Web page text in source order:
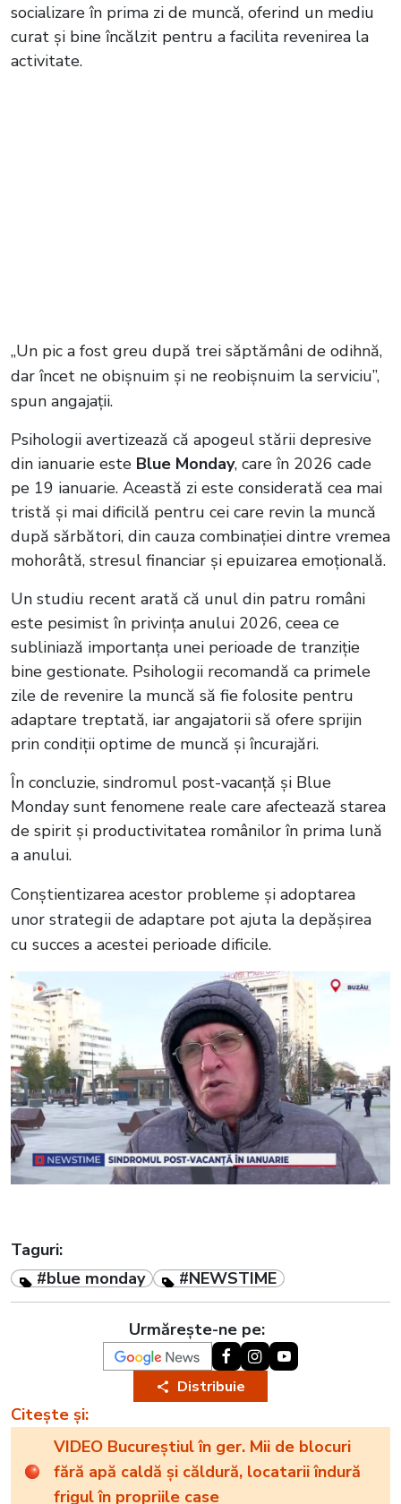
socializare în prima zi de muncă, oferind un mediu
curat și bine încălzit pentru a facilita revenirea la
activitate.
„Un pic a fost greu după trei săptămâni de odihnă,
dar încet ne obișnuim și ne reobișnuim la serviciu”,
spun angajații.
Psihologii avertizează că apogeul stării depresive
din ianuarie este Blue Monday, care în 2026 cade
pe 19 ianuarie. Această zi este considerată cea mai
tristă și mai dificilă pentru cei care revin la muncă
după sărbători, din cauza combinației dintre vremea
mohorâtă, stresul financiar și epuizarea emoțională.
Un studiu recent arată că unul din patru români
este pesimist în privința anului 2026, ceea ce
subliniază importanța unei perioade de tranziție
bine gestionate. Psihologii recomandă ca primele
zile de revenire la muncă să fie folosite pentru
adaptare treptată, iar angajatorii să ofere sprijin
prin condiții optime de muncă și încurajări.
În concluzie, sindromul post-vacanță și Blue
Monday sunt fenomene reale care afectează starea
de spirit și productivitatea românilor în prima lună
a anului.
Conștientizarea acestor probleme și adoptarea
unor strategii de adaptare pot ajuta la depășirea
cu succes a acestei perioade dificile.
Taguri:
#blue monday
#NEWSTIME
Urmărește-ne pe:
Distribuie
Citește și:
VIDEO Bucureștiul în ger. Mii de blocuri
fără apă caldă și căldură, locatarii îndură
frigul în propriile case